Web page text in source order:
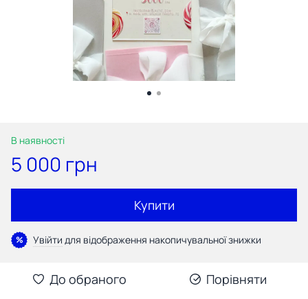
В наявності
5 000 грн
Купити
% Увійти для відображення накопичувальної знижки
До обраного Порівняти